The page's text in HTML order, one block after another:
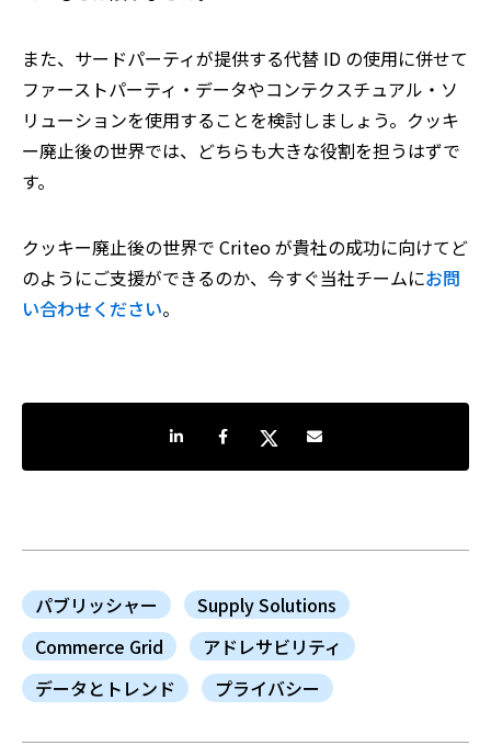
また、サードパーティが提供する代替 ID の使用に併せて
ファーストパーティ・データやコンテクスチュアル・ソ
リューションを使用することを検討しましょう。クッキ
ー廃止後の世界では、どちらも大きな役割を担うはずで
す。
クッキー廃止後の世界で Criteo が貴社の成功に向けてど
のようにご支援ができるのか、今すぐ当社チームにお問
い合わせください。
LinkedInで共有Facebookでシェア
TwitterでシェアShare by e-mail
パブリッシャー
Supply Solutions
Commerce Grid
アドレサビリティ
データとトレンド
プライバシー